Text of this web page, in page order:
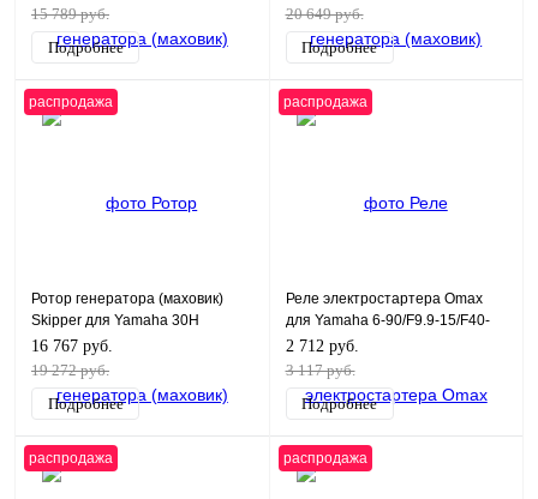
15 789 руб.
Подробнее
20 649 руб.
Подробнее
распродажа
Ротор генератора (маховик)
Skipper для Yamaha 30H
16 767 руб.
19 272 руб.
Подробнее
распродажа
Реле электростартера Omax
для Yamaha 6-90/F9.9-15/F40-
F60
2 712 руб.
3 117 руб.
Подробнее
распродажа распродажа